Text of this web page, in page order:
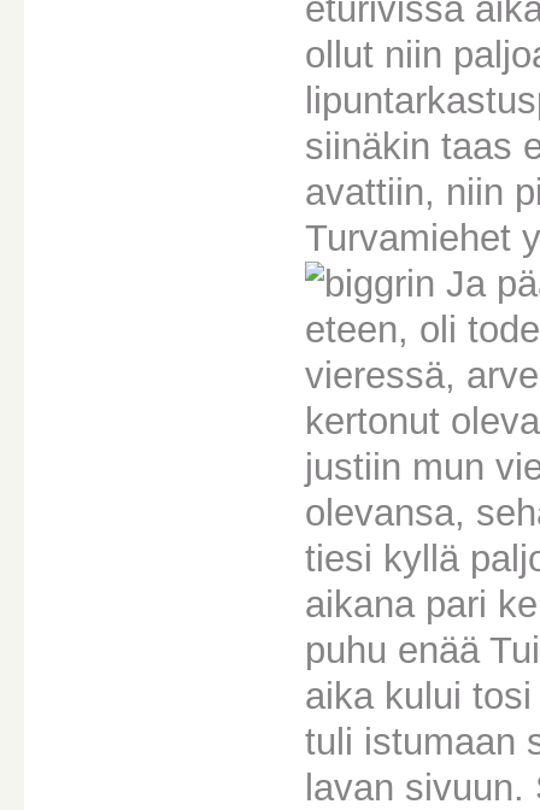
eturivissä
ollut niin
siinäkin taas
avattiin, niin
Turvamiehet
Ja
eteen, oli
vieressä,
kertonut
justiin mun
olevansa,
tiesi kyllä
aikana pari
puhu enää
aika kului
tuli istumaan
lavan sivuun.